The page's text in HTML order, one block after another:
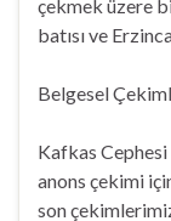
çekmek üzere
batısı ve
Belgesel
Kafkas
anons çekimi
son